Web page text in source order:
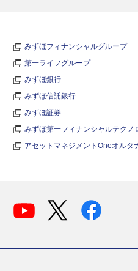
みずほフィナンシャルグループ
第一ライフグループ
みずほ銀行
みずほ信託銀行
みずほ証券
みずほ第一フィナンシャルテクノ
アセットマネジメントOneオルタ